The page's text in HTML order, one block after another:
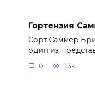
Гортензия
Сорт Саммер
один из
0 1.3к.